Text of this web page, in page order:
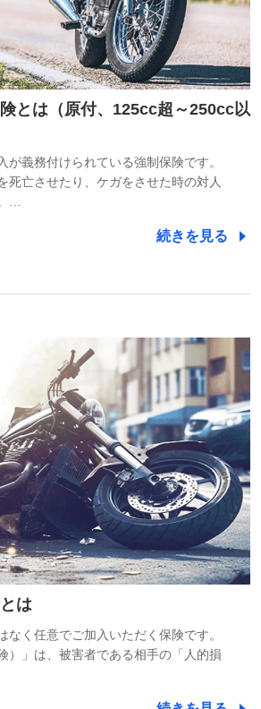
とは（原付、125cc超～250cc以
が義務付けられている強制保険です。
死亡させたり、ケガをさせた時の対人
…
続きを見る
は
なく任意でご加入いただく保険です。
）」は、被害者である相手の「人的損